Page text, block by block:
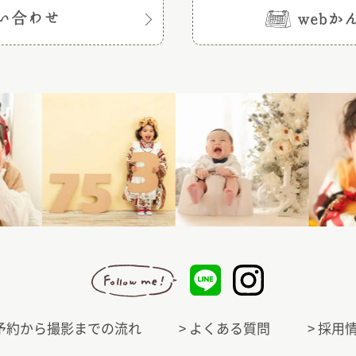
約から撮影までの流れ > よくある質問 > 採用